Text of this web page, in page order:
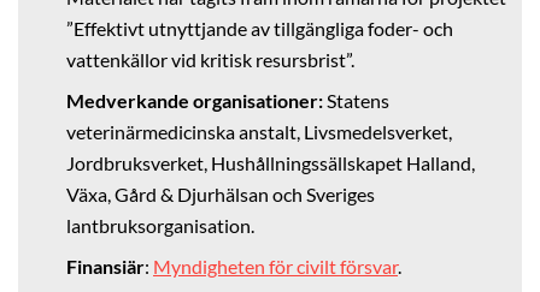
”Effektivt utnyttjande av tillgängliga foder- och
vattenkällor vid kritisk resursbrist”.
Medverkande organisationer:Statens
veterinärmedicinska anstalt, Livsmedelsverket,
Jordbruksverket, Hushållningssällskapet Halland,
Växa, Gård & Djurhälsan och Sveriges
lantbruksorganisation.
Finansiär: Myndigheten för civilt försvar.